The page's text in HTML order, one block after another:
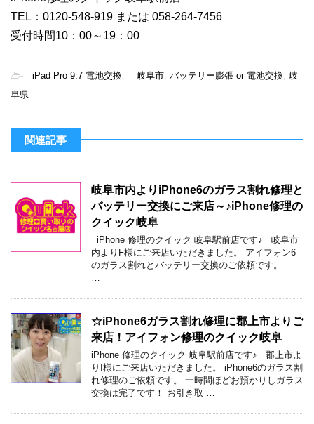
TEL：0120-548-919 または 058-264-7456
受付時間10：00～19：00
- iPad Pro 9.7 電池交換 岐阜市 バッテリー膨張 or 電池交換 岐
阜県
関連記事
岐阜市内よりiPhone6のガラス割れ修理と
バッテリー交換にご来店～♪iPhone修理の
クイック岐阜
iPhone 修理のクイック 岐阜駅前店です♪ 岐阜市
内よりF様にご来店いただきました。 アイフォン6
のガラス割れとバッテリー交換のご依頼です。
☆iPhone6ガラス割れ修理に郡上市よりご
来店！アイフォン修理のクイック岐阜
iPhone 修理のクイック 岐阜駅前店です♪ 郡上市よ
りI様にご来店いただきました。 iPhone6のガラス割
れ修理のご依頼です。 一時間ほどお預かりしガラス
交換は完了です！ お引き取 …